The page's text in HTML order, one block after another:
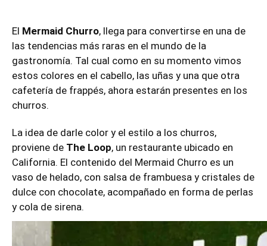
El Mermaid Churro, llega para convertirse en una de
las tendencias más raras en el mundo de la
gastronomía. Tal cual como en su momento vimos
estos colores en el cabello, las uñas y una que otra
cafetería de frappés, ahora estarán presentes en los
churros.
La idea de darle color y el estilo a los churros,
proviene de The Loop, un restaurante ubicado en
California. El contenido del Mermaid Churro es un
vaso de helado, con salsa de frambuesa y cristales de
dulce con chocolate, acompañado en forma de perlas
y cola de sirena.